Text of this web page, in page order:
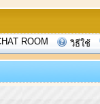
ROOM วิธีใช้